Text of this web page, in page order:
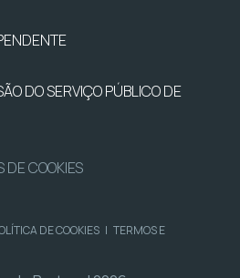
DO SERVIÇO PÚBLICO DE
DE COOKIES
DE COOKIES | TERMOS E